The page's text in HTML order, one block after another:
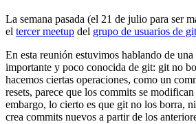
La semana pasada (el 21 de julio para ser
el tercer meetup del grupo de usuarios de git
En esta reunión estuvimos hablando de
importante y poco conocida de git: git no
hacemos ciertas operaciones, como un
resets, parece que los commits se
embargo, lo cierto es que git no los borra,
crea commits nuevos a partir de los